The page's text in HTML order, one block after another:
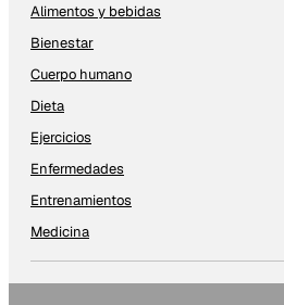
Alimentos y bebidas
Bienestar
Cuerpo humano
Dieta
Ejercicios
Enfermedades
Entrenamientos
Medicina